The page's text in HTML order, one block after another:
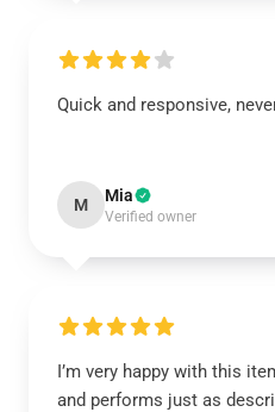
Quick and responsive,
M Mia
Verified owner
I’m very happy with this
and performs just as